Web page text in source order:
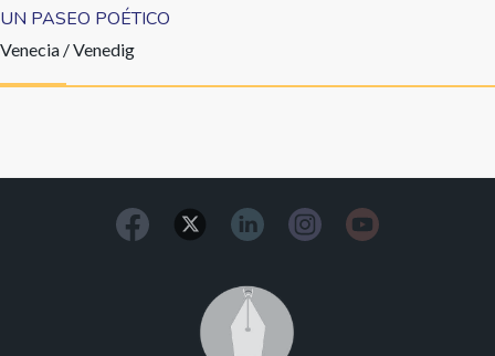
UN PASEO POÉTICO
Venecia / Venedig
Image